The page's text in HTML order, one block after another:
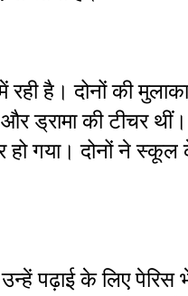
रही है। दोनों की
की टीचर थीं।
हो गया। दोनों ने स्कूल
पढ़ाई के लिए पेरिस